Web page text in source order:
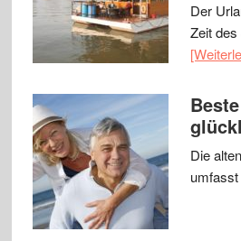
Der
Zeit
Die